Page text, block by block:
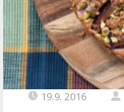
19.9. 2016